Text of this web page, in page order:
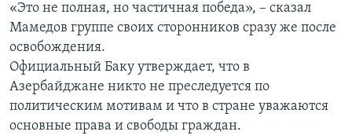
«Это не полная, но частичная победа», – сказал
Мамедов группе своих сторонников сразу же после
освобождения.
Официальный Баку утверждает, что в
Азербайджане никто не преследуется по
политическим мотивам и что в стране уважаются
основные права и свободы граждан.